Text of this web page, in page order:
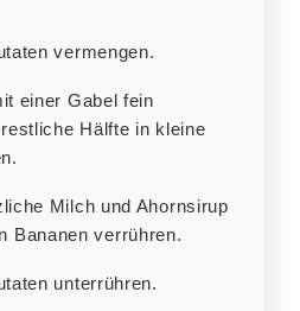
vermengen.
Hälfte in kleine
Bananen verrühren.
unterrühren.